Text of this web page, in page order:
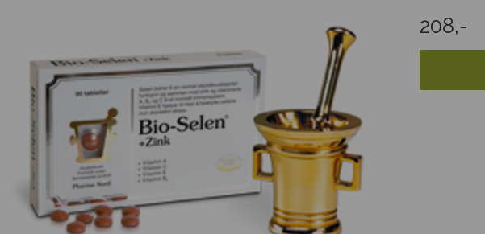
208,-